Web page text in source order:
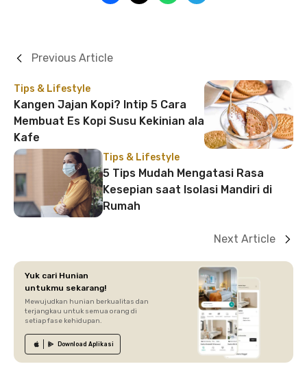
Tips & Lifestyle
Kangen Jajan Kopi? Intip 5 Cara
Membuat Es Kopi Susu Kekinian ala
Kafe
Previous Article
Tips & Lifestyle
5 Tips Mudah Mengatasi Rasa
Kesepian saat Isolasi Mandiri di
Rumah
Next Article
Yuk cari Hunian
untukmu sekarang!
Mewujudkan hunian berkualitas dan
terjangkau untuk semua orang di
setiap fase kehidupan.
Download Aplikasi